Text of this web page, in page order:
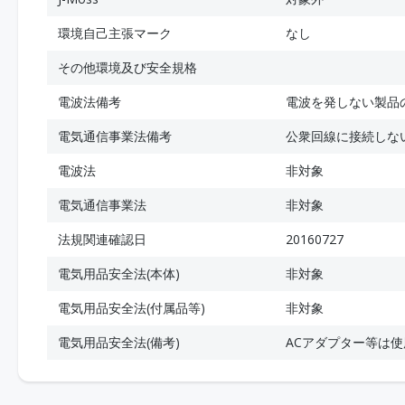
環境自己主張マーク
なし
その他環境及び安全規格
電波法備考
電波を発しない製品
電気通信事業法備考
公衆回線に接続しな
電波法
非対象
電気通信事業法
非対象
法規関連確認日
20160727
電気用品安全法(本体)
非対象
電気用品安全法(付属品等)
非対象
電気用品安全法(備考)
ACアダプター等は